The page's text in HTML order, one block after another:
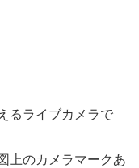
るライブカメラで
上のカメラマークあ